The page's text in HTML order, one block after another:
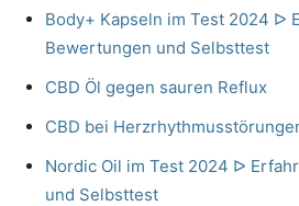
Body+ Kapseln im Test 2024 ᐅ
Bewertungen und Selbsttest
CBD Öl gegen sauren Reflux
CBD bei
Nordic Oil im Test 2024 ᐅ
und Selbsttest